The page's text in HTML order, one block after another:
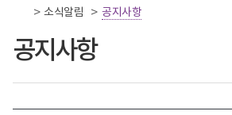
기
보
건
복
> 소식알림 > 공지사항
공지사항